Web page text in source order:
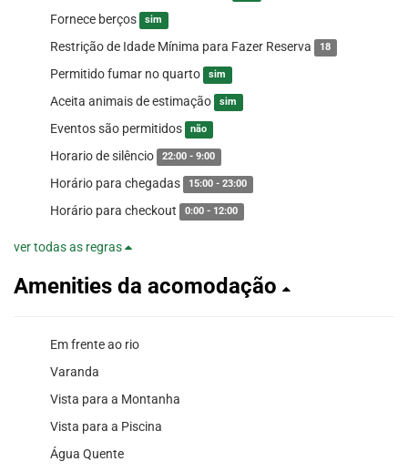
Fornece berços sim
Restrição de Idade Mínima para Fazer Reserva 18
Permitido fumar no quarto sim
Aceita animais de estimação sim
Eventos são permitidos não
Horario de silêncio 22:00 - 9:00
Horário para chegadas 15:00 - 23:00
Horário para checkout 0:00 - 12:00
ver todas as regras
Amenities da acomodação
Em frente ao rio
Varanda
Vista para a Montanha
Vista para a Piscina
Água Quente